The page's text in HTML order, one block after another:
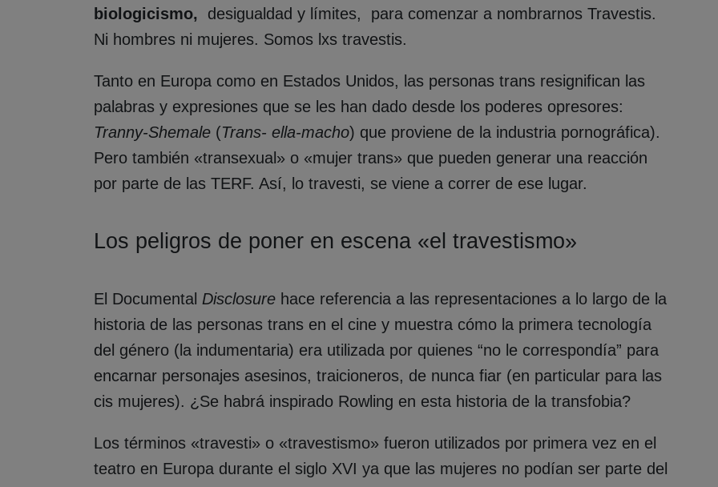
biologicismo,
desigualdad y límites, para comenzar a nombrarnos Travestis.
Ni hombres ni mujeres. Somos lxs travestis.
Tanto en Europa como en Estados Unidos, las personas trans resignifican las
palabras y expresiones que se les han dado desde los poderes opresores:
Tranny-Shemale (Trans- ella-macho) que proviene de la industria pornográfica).
Pero también «transexual» o «mujer trans» que pueden generar una reacción
por parte de las TERF. Así, lo travesti, se viene a correr de ese lugar.
Los peligros de poner en escena «el travestismo»
El Documental Disclosure hace referencia a las representaciones a lo largo de la
historia de las personas trans en el cine y muestra cómo la primera tecnología
del género (la indumentaria) era utilizada por quienes “no le correspondía” para
encarnar personajes asesinos, traicioneros, de nunca fiar (en particular para las
cis mujeres). ¿Se habrá inspirado Rowling en esta historia de la transfobia?
Los términos «travesti» o «travestismo» fueron utilizados por primera vez en el
teatro en Europa durante el siglo XVI ya que las mujeres no podían ser parte del